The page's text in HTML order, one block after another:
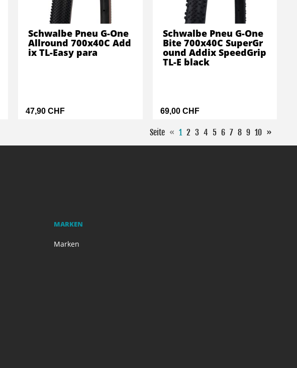
47,90 CHF
Schwalbe Pneu G-One
Allround 700x40C Add
ix TL-Easy para
69,00 CHF
Schwalbe Pneu G-One
Bite 700x40C SuperGr
ound Addix SpeedGrip
TL-E black
Seite « 1 2 3 4 5 6 7 8 9 10 »
MARKEN
Marken